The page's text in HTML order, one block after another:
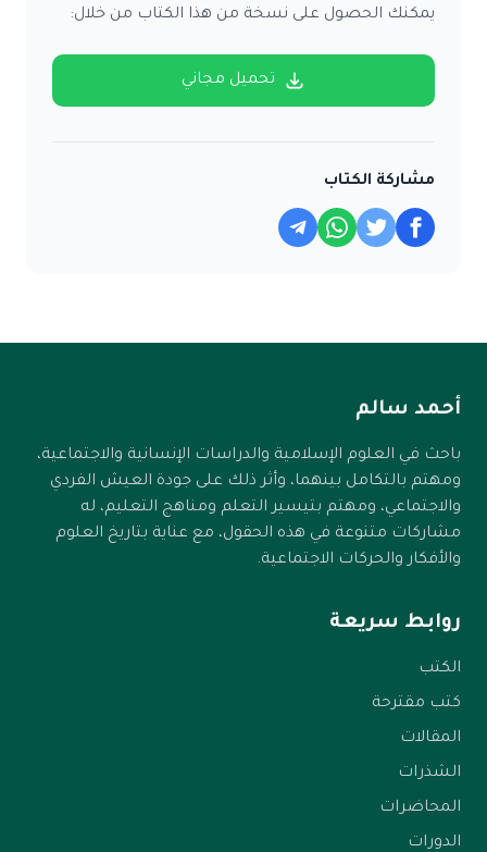
يمكنك الحصول على نسخة من هذا الكتاب من خلال:
تحميل مجاني
مشاركة الكتاب
أحمد سالم
باحث في العلوم الإسلامية والدراسات الإنسانية والاجتماعية،
ومهتم بالتكامل بينهما، وأثر ذلك على جودة العيش الفردي
والاجتماعي، ومهتم بتيسير التعلم ومناهج التعليم، له
مشاركات متنوعة في هذه الحقول، مع عناية بتاريخ العلوم
والأفكار والحركات الاجتماعية.
روابط سريعة
الكتب
كتب مقترحة
المقالات
الشذرات
المحاضرات
الدورات